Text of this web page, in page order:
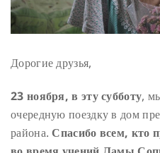
Дорогие друзья,
23 ноября, в эту субботу,
очередную поездку в дом
района. Спасибо всем, кто